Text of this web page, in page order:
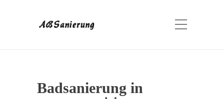
Badsanierung in